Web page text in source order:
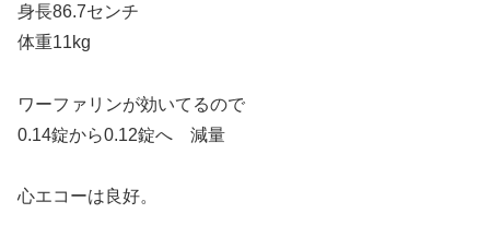
身長86.7センチ
体重11kg
ワーファリンが効いてるので
0.14錠から0.12錠へ 減量
心エコーは良好。